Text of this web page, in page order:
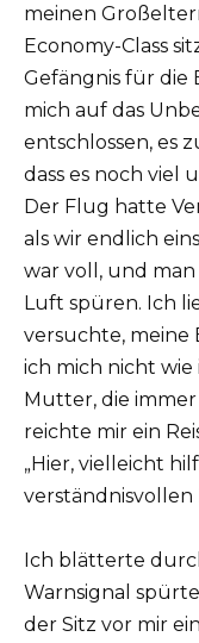
meinen
Economy-Class
Gefängnis für die
mich auf das
entschlossen, es
dass es noch viel
Der Flug hatte
als wir endlich
war voll, und
Luft spüren. Ich
versuchte, meine
ich mich nicht
Mutter, die
reichte mir ein
„Hier, vielleicht
verständnisvollen
Ich blätterte
Warnsignal
der Sitz vor mir